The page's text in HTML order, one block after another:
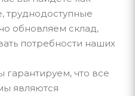
труднодоступные
обновляем склад,
потребности наших
гарантируем, что все
являются